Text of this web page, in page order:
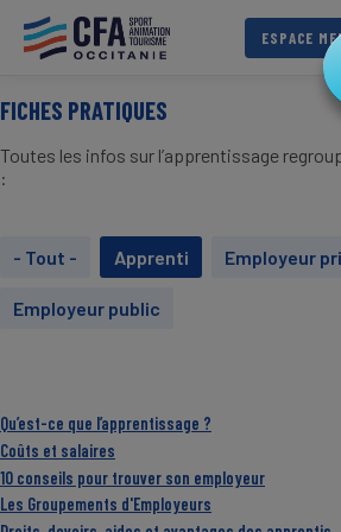
contenu
ESPACE
FICHES PRATIQUES
Toutes les infos sur l’apprentissage
:
- Tout - Apprenti Employeur
Employeur public
Qu’est-ce que l’apprentissage ?
Coûts et salaires
10 conseils pour trouver son employeur
Les Groupements d'Employeurs